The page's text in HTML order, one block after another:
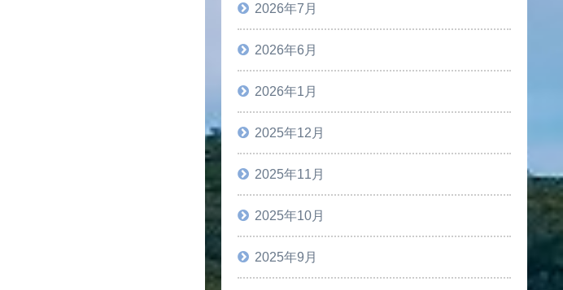
2026年7月
2026年6月
2026年1月
2025年12月
2025年11月
2025年10月
2025年9月